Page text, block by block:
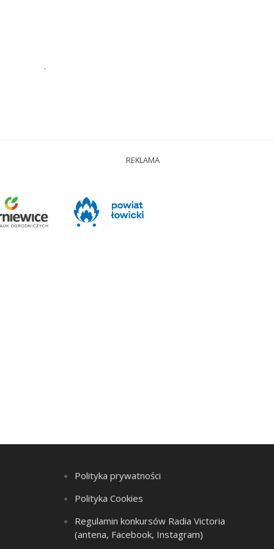
.
REKLAMA
Polityka prywatności
Polityka Cookies
Regulamin konkursów Radia Victoria
(antena, Facebook, Instagram)